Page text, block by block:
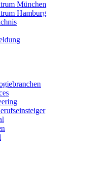
München
Hamburg